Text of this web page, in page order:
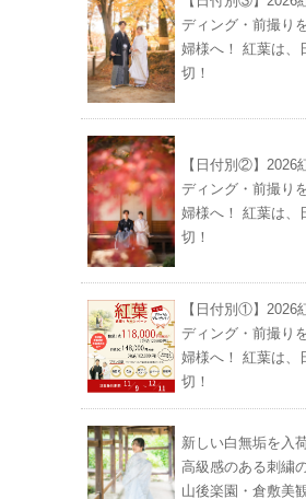
ディング・前撮り
婦様へ！ 紅葉は、
切！
【日付別②】2026
ディング・前撮り
婦様へ！ 紅葉は、
切！
【日付別①】2026
ディング・前撮り
婦様へ！ 紅葉は、
切！
新しい白無垢を入
高級感のある刺繍
山後楽園・倉敷美